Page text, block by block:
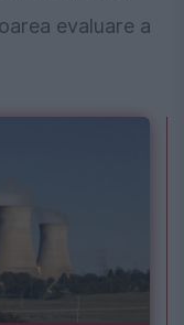
evaluare a